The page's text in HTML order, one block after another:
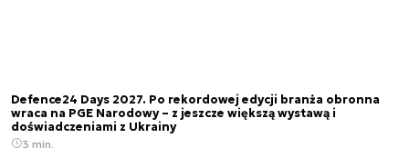
Defence24 Days 2027. Po rekordowej edycji branża obronna
wraca na PGE Narodowy – z jeszcze większą wystawą i
doświadczeniami z Ukrainy
3 min.